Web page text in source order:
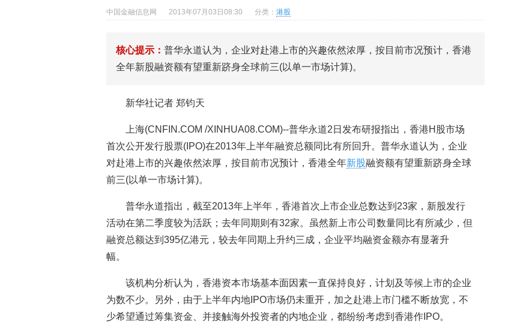
基本面及股市双轮冲击 债市回调十年期债表
沥青期货连续两日涨逾3% 沪银及两粕涨势喜
恒生聚源：北斗收官之星发射成功，全产业
济安金信：中国基金市场数据分析周报（
中国金融信息网 2013年07月03日08:30 分类： 港股
核心提示： 普华永道认为，企业对赴港上市的兴趣依然浓厚，按目前市况预计，香港
全年新股融资额有望重新跻身全球前三(以单一市场计算)。
新华社记者 郑钧天
上海(CNFIN.COM /XINHUA08.COM)--普华永道2日发布研报指出，香港H股市场
首次公开发行股票(IPO)在2013年上半年融资总额同比有所回升。普华永道认为，企业
对赴港上市的兴趣依然浓厚，按目前市况预计，香港全年新股融资额有望重新跻身全球
前三(以单一市场计算)。
普华永道指出，截至2013年上半年，香港首次上市企业总数达到23家，新股发行
活动在第二季度较为活跃；去年同期则有32家。虽然新上市公司数量同比有所减少，但
融资总额达到395亿港元，较去年同期上升约三成，企业平均融资金额亦有显著升
幅。
该机构分析认为，香港资本市场基本面因素一直保持良好，计划及等候上市的企业
为数不少。另外，由于上半年内地IPO市场仍未重开，加之赴港上市门槛不断放宽，不
少希望通过筹集资金、并接触海外投资者的内地企业，都纷纷考虑到香港作IPO。